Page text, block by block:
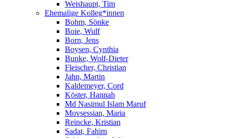
Weishaupt, Tim
Ehemalige Kolleg*innen
Bohm, Sönke
Boie, Wulf
Born, Jens
Boysen, Cynthia
Bunke, Wolf-Dieter
Fleischer, Christian
Jahn, Martin
Kaldemeyer, Cord
Köster, Hannah
Md Nasimul Islam Maruf
Movsessian, Maria
Reincke, Kristian
Sadat, Fahim